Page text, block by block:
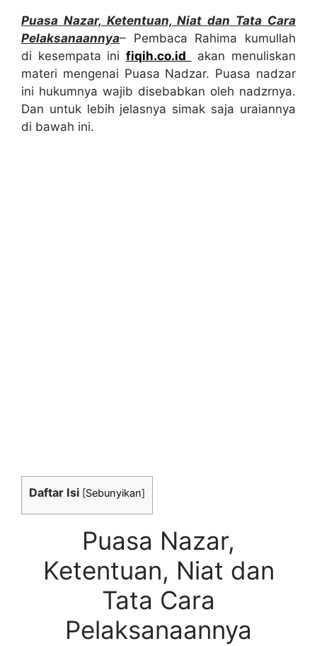
Puasa Nazar, Ketentuan, Niatdan Tata Cara
Pelaksanaannya– Pembaca Rahima kumullah
di kesempata ini fiqih.co.id
akan menuliskan
materi mengenai Puasa Nadzar. Puasa nadzar
ini hukumnya wajib disebabkan oleh nadzrnya.
Dan untuk lebih jelasnya simak saja uraiannya
di bawah ini.
Daftar Isi [Sebunyikan]
Puasa Nazar,
Ketentuan, Niat dan
Tata Cara
Pelaksanaannya